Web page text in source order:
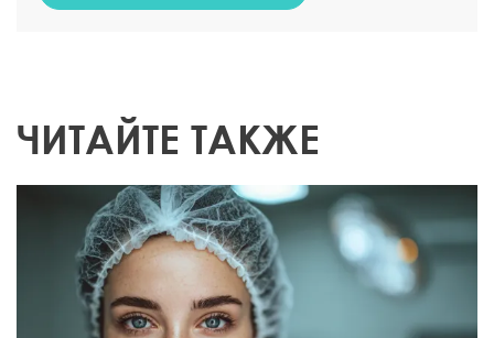
ЧИТАЙТЕ ТАКЖЕ